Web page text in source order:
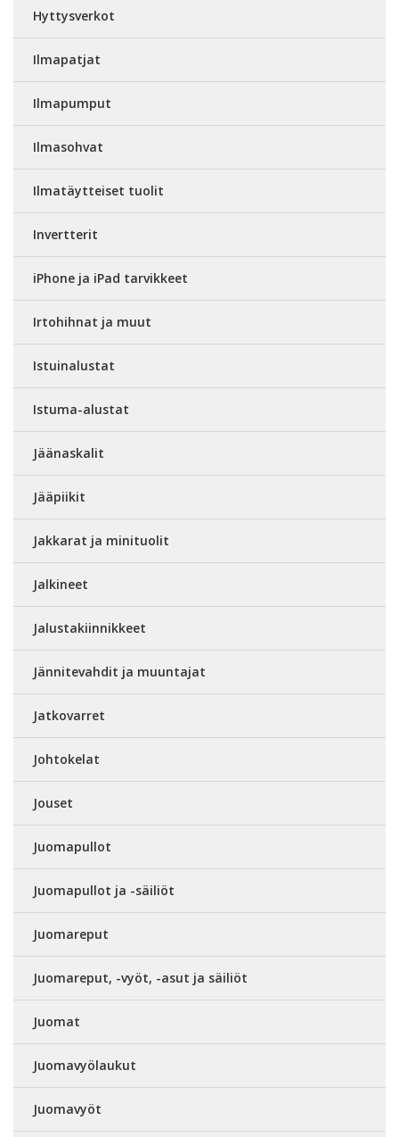
Hyttysverkot
Ilmapatjat
Ilmapumput
Ilmasohvat
Ilmatäytteiset tuolit
Invertterit
iPhone ja iPad tarvikkeet
Irtohihnat ja muut
Istuinalustat
Istuma-alustat
Jäänaskalit
Jääpiikit
Jakkarat ja minituolit
Jalkineet
Jalustakiinnikkeet
Jännitevahdit ja muuntajat
Jatkovarret
Johtokelat
Jouset
Juomapullot
Juomapullot ja -säiliöt
Juomareput
Juomareput, -vyöt, -asut ja säiliöt
Juomat
Juomavyölaukut
Juomavyöt